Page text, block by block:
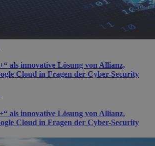
als innovative Lösung von Allianz,
Cloud in Fragen der Cyber-Security
als innovative Lösung von Allianz,
Cloud in Fragen der Cyber-Security